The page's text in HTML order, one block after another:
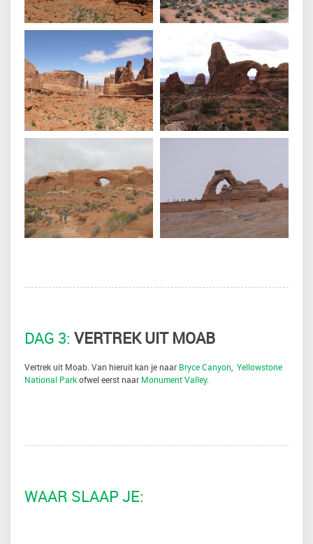
DAG 3: VERTREK UIT MOAB
Vertrek uit Moab. Van hieruit kan je naar Bryce Canyon, Yellowstone
National Parkofwel eerst naar Monument Valley.
WAAR SLAAP JE: